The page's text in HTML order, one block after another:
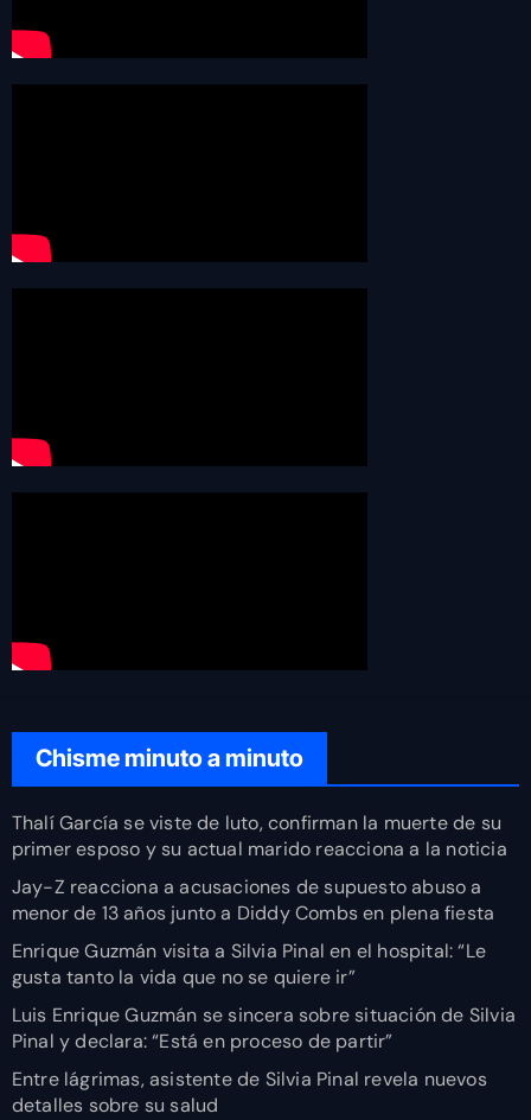
Chisme minuto a minuto
Thalí García se viste de luto, confirman la muerte de su
primer esposo y su actual marido reacciona a la noticia
Jay-Z reacciona a acusaciones de supuesto abuso a
menor de 13 años junto a Diddy Combs en plena fiesta
Enrique Guzmán visita a Silvia Pinal en el hospital: “Le
gusta tanto la vida que no se quiere ir”
Luis Enrique Guzmán se sincera sobre situación de Silvia
Pinal y declara: “Está en proceso de partir”
Entre lágrimas, asistente de Silvia Pinal revela nuevos
detalles sobre su salud